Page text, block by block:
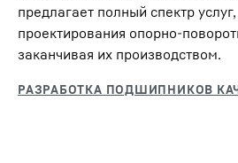
предлагает полный спектр
проектирования опорно-
заканчивая их производством.